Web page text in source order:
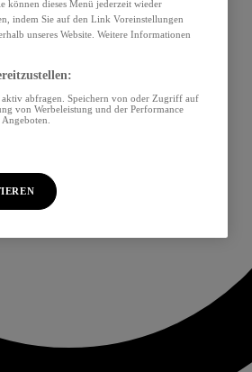
können dieses Menü jederzeit wieder
indem Sie auf den Link Voreinstellungen
unseres Website. Weitere Informationen
abfragen. Speichern von oder Zugriff auf
von Werbeleistung und der Performance